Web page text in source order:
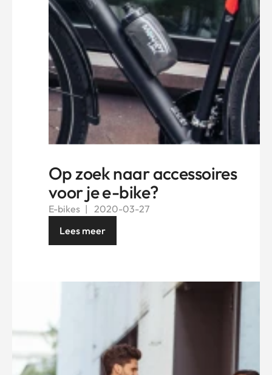
Op zoek naar accessoires
voor je e-bike?
E-bikes
2020-03-27
Lees meer